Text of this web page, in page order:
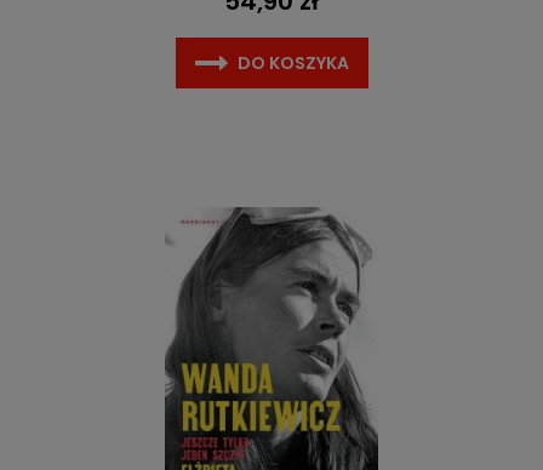
DO KOSZYKA